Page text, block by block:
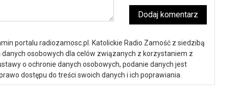
Dodaj komentarz
portalu radiozamosc.pl. Katolickie Radio Zamość z siedzibą
osobowych dla celów związanych z korzystaniem z
o ochronie danych osobowych, podanie danych jest
dostępu do treści swoich danych i ich poprawiania.